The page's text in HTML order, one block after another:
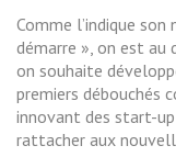
Comme l’indique
démarre », on est au
on souhaite
premiers débouchés
innovant des start-
rattacher aux